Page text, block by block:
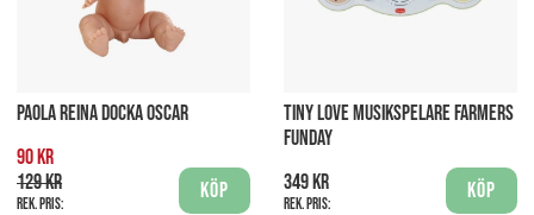
PAOLA REINA DOCKA OSCAR
90 kr
129 kr
Rek. pris:
Köp
TINY LOVE MUSIKSPELARE FARMERS
FUNDAY
349 kr
Rek. pris:
Köp